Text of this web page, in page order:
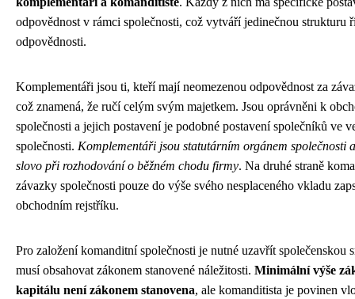
odpovědnost v rámci společnosti, což vytváří jedinečnou strukturu
odpovědnosti.
Komplementáři jsou ti, kteří mají neomezenou odpovědnost za
což znamená, že ručí celým svým majetkem. Jsou oprávněni k
společnosti a jejich postavení je podobné postavení společníků ve
společnosti. Komplementáři jsou statutárním orgánem společnosti
slovo při rozhodování o běžném chodu firmy. Na druhé straně
závazky společnosti pouze do výše svého nesplaceného vkladu
obchodním rejstříku.
Pro založení komanditní společnosti je nutné uzavřít společenskou
musí obsahovat zákonem stanovené náležitosti. Minimální výše
kapitálu není zákonem stanovena, ale komanditista je povinen